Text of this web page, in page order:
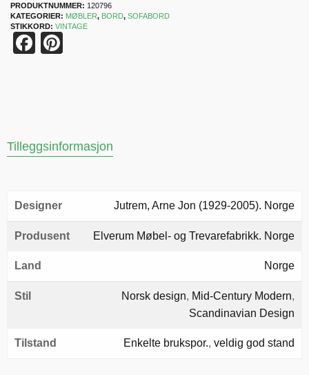
PRODUKTNUMMER: 120796
KATEGORIER: MØBLER, BORD, SOFABORD
STIKKORD: VINTAGE
Facebook
Tilleggsinformasjon
Designer Jutrem, Arne Jon (1929-2005). Norge
Produsent Elverum Møbel- og Trevarefabrikk. Norge
Land Norge
Stil Norsk design, Mid-Century Modern,
Scandinavian Design
Tilstand Enkelte brukspor., veldig god stand